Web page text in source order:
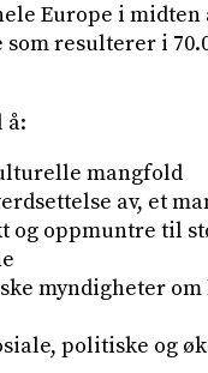
Europe i midten
som resulterer i
å:
mangfold
av, et
oppmuntre til
myndigheter
politiske og